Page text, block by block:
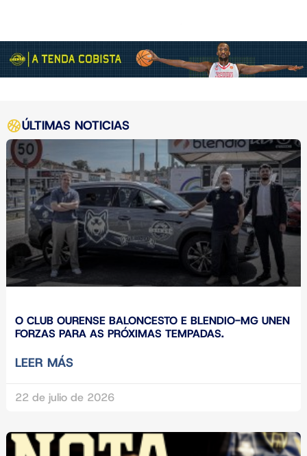
ÚLTIMAS NOTICIAS
O CLUB OURENSE BALONCESTO E BLENDIO-MG UNEN
FORZAS PARA AS PRÓXIMAS TEMPADAS.
LEER MÁS
22 de julio de 2026